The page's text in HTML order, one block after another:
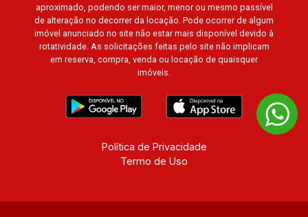
aproximado, podendo ser maior, menor ou mesmo passível
de alteração no decorrer da locação. Pode ocorrer de algum
imóvel anunciado no site não estar mais disponível devido à
rotatividade. As solicitações feitas pelo site não implicam
em reserva, compra, venda ou locação de quaisquer
imóveis.
Política de Privacidade
Termo de Uso